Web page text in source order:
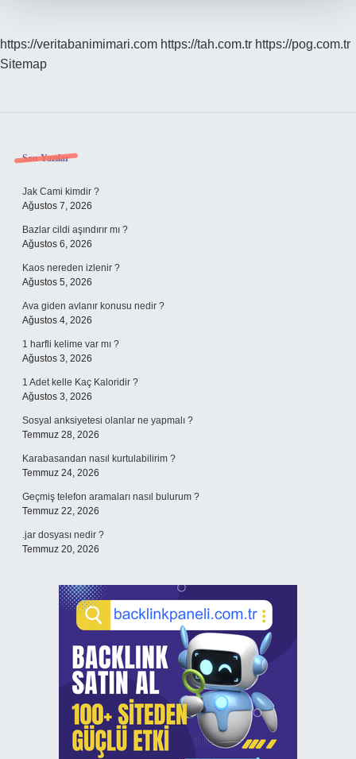
https://veritabanimimari.com https://tah.com.tr https://pog.com.tr
Sitemap
Sidebar
Son Yazılar
Jak Cami kimdir ?
Ağustos 7, 2026
Bazlar cildi aşındırır mı ?
Ağustos 6, 2026
Kaos nereden izlenir ?
Ağustos 5, 2026
Ava giden avlanır konusu nedir ?
Ağustos 4, 2026
1 harfli kelime var mı ?
Ağustos 3, 2026
1 Adet kelle Kaç Kaloridir ?
Ağustos 3, 2026
Sosyal anksiyetesi olanlar ne yapmalı ?
Temmuz 28, 2026
Karabasandan nasıl kurtulabilirim ?
Temmuz 24, 2026
Geçmiş telefon aramaları nasıl bulurum ?
Temmuz 22, 2026
.jar dosyası nedir ?
Temmuz 20, 2026